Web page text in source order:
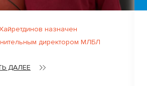
назначен
директором МЛБЛ
ДАЛЕЕ